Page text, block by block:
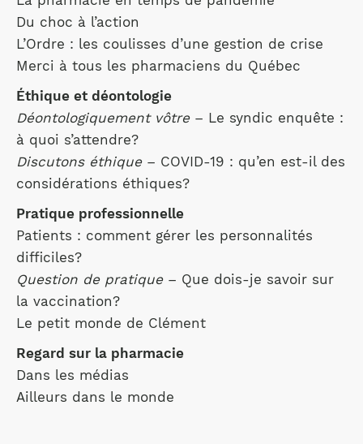
Du choc à l’action
L’Ordre : les coulisses d’une gestion de crise
Merci à tous les pharmaciens du Québec
Éthique et déontologie
Déontologiquement vôtre– Le syndic enquête :
à quoi s’attendre?
Discutons éthique– COVID-19 : qu’en est-il des
considérations éthiques?
Pratique professionnelle
Patients : comment gérer les personnalités
difficiles?
Question de pratique– Que dois-je savoir sur
la vaccination?
Le petit monde de Clément
Regard sur la pharmacie
Dans les médias
Ailleurs dans le monde